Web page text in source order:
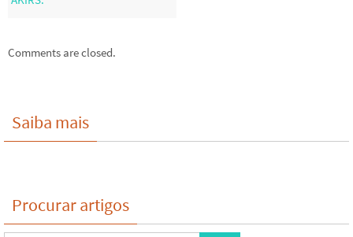
Comments are closed.
Saiba mais
Procurar artigos